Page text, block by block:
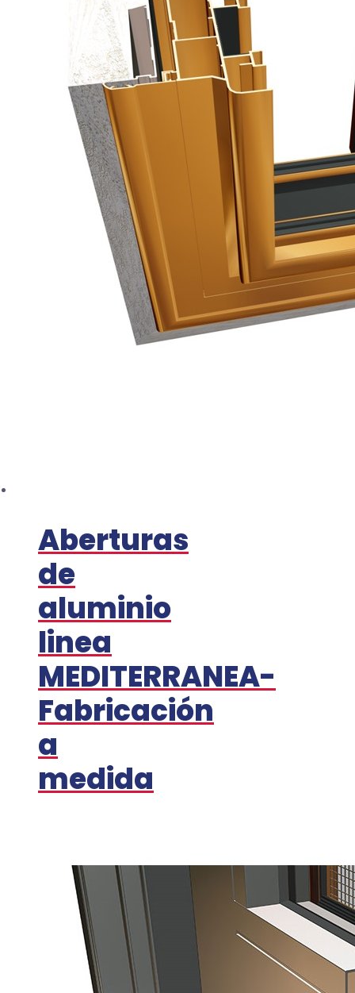
Aberturas
de
aluminio
linea
MEDITERRANEA-
Fabricación
a
medida